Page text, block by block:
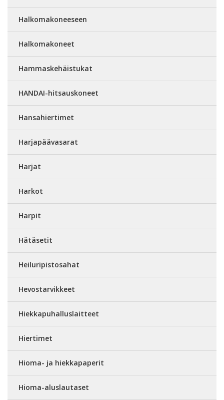
Halkomakoneeseen
Halkomakoneet
Hammaskehäistukat
HANDAI-hitsauskoneet
Hansahiertimet
Harjapäävasarat
Harjat
Harkot
Harpit
Hätäsetit
Heiluripistosahat
Hevostarvikkeet
Hiekkapuhalluslaitteet
Hiertimet
Hioma- ja hiekkapaperit
Hioma-aluslautaset